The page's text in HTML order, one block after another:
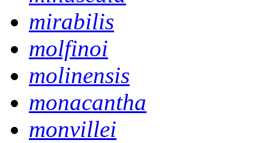
mirabilis
molfinoi
molinensis
monacantha
monvillei